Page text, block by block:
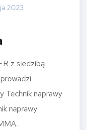
2023
z siedzibą
Technik naprawy
naprawy